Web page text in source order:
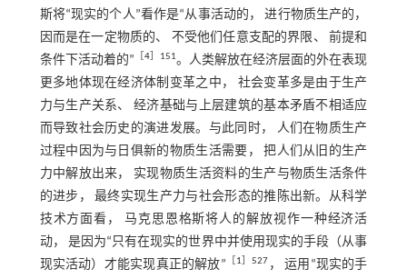
斯将“现实的个人”看作是“从事活动的， 进行物质生产的，
因而是在一定物质的、 不受他们任意支配的界限、 前提和
条件下活动着的”
4］151。人类解放在经济层面的外在表现
更多地体现在经济体制变革之中， 社会变革多是由于生产
力与生产关系、 经济基础与上层建筑的基本矛盾不相适应
而导致社会历史的演进发展。与此同时， 人们在物质生产
过程中因为与日俱新的物质生活需要， 把人们从旧的生产
力中解放出来， 实现物质生活资料的生产与物质生活条件
的进步， 最终实现生产力与社会形态的推陈出新。从科学
技术方面看， 马克思恩格斯将人的解放视作一种经济活
动， 是因为“只有在现实的世界中并使用现实的手段（从事
现实活动）才能实现真正的解放”
1 ］527 ， 运用“现实的手